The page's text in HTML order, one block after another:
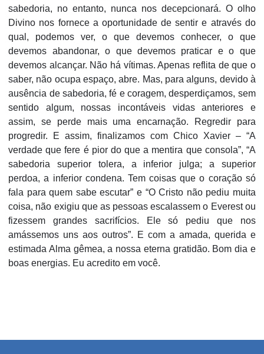
sabedoria, no entanto, nunca nos decepcionará. O olho
Divino nos fornece a oportunidade de sentir e através do
qual, podemos ver, o que devemos conhecer, o que
devemos abandonar, o que devemos praticar e o que
devemos alcançar. Não há vítimas. Apenas reflita de que o
saber, não ocupa espaço, abre. Mas, para alguns, devido à
ausência de sabedoria, fé e coragem, desperdiçamos, sem
sentido algum, nossas incontáveis vidas anteriores e
assim, se perde mais uma encarnação. Regredir para
progredir. E assim, finalizamos com Chico Xavier – “A
verdade que fere é pior do que a mentira que consola”, “A
sabedoria superior tolera, a inferior julga; a superior
perdoa, a inferior condena. Tem coisas que o coração só
fala para quem sabe escutar” e “O Cristo não pediu muita
coisa, não exigiu que as pessoas escalassem o Everest ou
fizessem grandes sacrifícios. Ele só pediu que nos
amássemos uns aos outros”. E com a amada, querida e
estimada Alma gêmea, a nossa eterna gratidão. Bom dia e
boas energias. Eu acredito em você.